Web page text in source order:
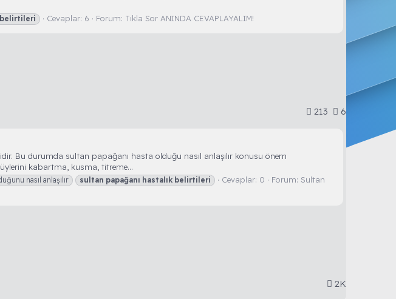
belirtileri Cevaplar: 6 Forum: Tıkla Sor ANINDA CEVAPLAYALIM!
213
6
Bu durumda sultan papağanı hasta olduğu nasıl anlaşılır konusu önem
kabartma, kusma, titreme...
nasıl anlaşılır sultan papağanı hastalık belirtileri Cevaplar: 0 Forum: Sultan
2K